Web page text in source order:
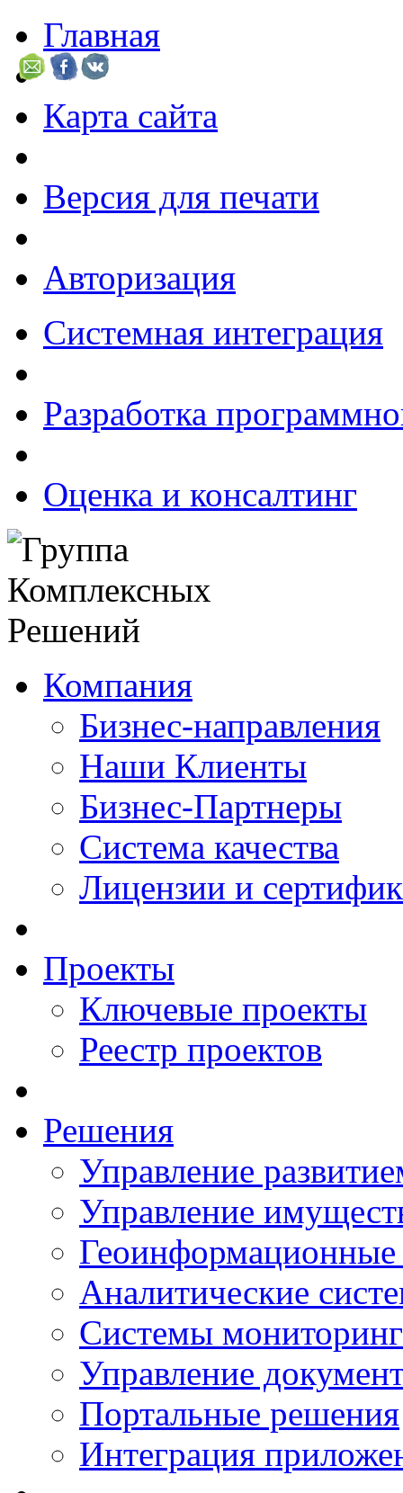
Главная
Карта сайта
Версия для печати
Авторизация
Системная интеграция
Разработка
Оценка и консалтинг
Компания
Бизнес-направления
Наши Клиенты
Бизнес-Партнеры
Система качества
Лицензии и
Проекты
Ключевые проекты
Реестр проектов
Решения
Управление
Управление
Аналитические
Системы
Управление
Портальные решения
Интеграция